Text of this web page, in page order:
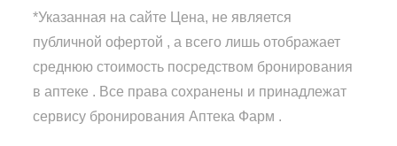
*Указанная на сайте Цена, не является
публичной офертой , а всего лишь отображает
среднюю стоимость посредством бронирования
в аптеке . Все права сохранены и принадлежат
сервису бронирования Аптека Фарм .